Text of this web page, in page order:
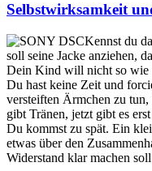
Selbstwirksamkeit
Kennst du
soll seine Jacke anziehen,
Dein Kind will nicht so wie
Du hast keine Zeit und
versteiften Ärmchen zu
gibt Tränen, jetzt gibt es
Du kommst zu spät. Ein
etwas über den
Widerstand klar machen